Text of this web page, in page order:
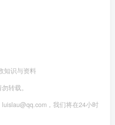
知识与资料
转载。
，我们将在24小时